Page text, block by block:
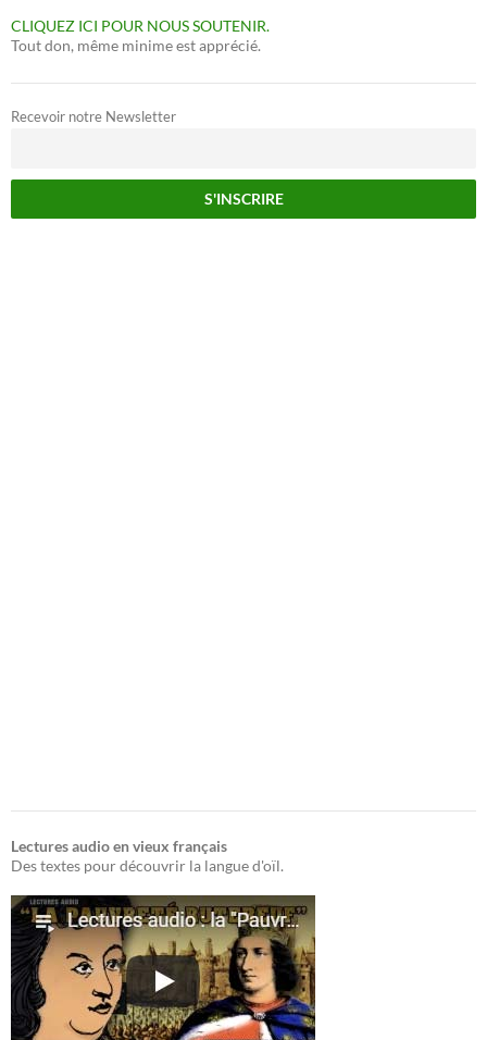
CLIQUEZ ICI POUR NOUS SOUTENIR.
Tout don, même minime est apprécié.
Recevoir notre Newsletter
Lectures audio en vieux français
Des textes pour découvrir la langue d'oïl.